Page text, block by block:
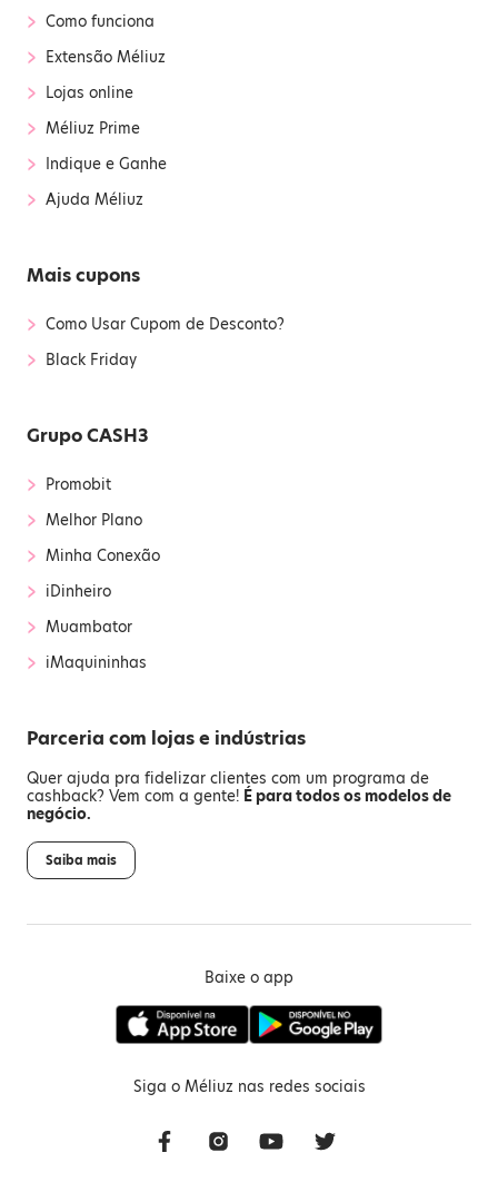
› Como funciona
› Extensão Méliuz
› Lojas online
› Méliuz Prime
› Indique e Ganhe
› Ajuda Méliuz
Mais cupons
› Como Usar Cupom de Desconto?
› Black Friday
Grupo CASH3
› Promobit
› Melhor Plano
› Minha Conexão
› iDinheiro
› Muambator
› iMaquininhas
Parceria com lojas e indústrias
Quer ajuda pra fidelizar clientes com um programa de
cashback? Vem com a gente! É para todos os modelos de
negócio.
Saiba mais
Baixe o app
Siga o Méliuz nas redes sociais